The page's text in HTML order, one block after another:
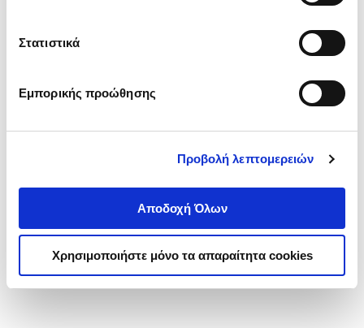
Στατιστικά
Εμπορικής προώθησης
Προβολή λεπτομερειών
Αποδοχή Όλων
Χρησιμοποιήστε μόνο τα απαραίτητα cookies